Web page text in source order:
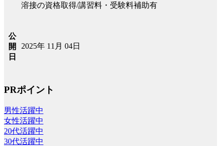
溶接の資格取得/講習料・受験料補助有
公
開
日
2025年 11月 04日
PRポイント
男性活躍中
女性活躍中
20代活躍中
30代活躍中